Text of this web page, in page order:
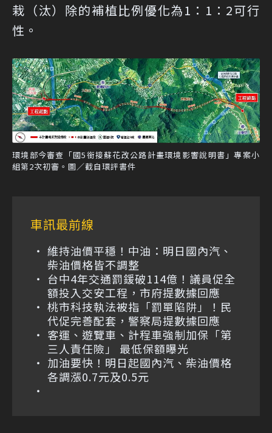
栽（汰）除的補植比例優化為1：1：2可行
性。
環境部今審查「國5銜接蘇花改公路計畫環境影響說明書」專案小
組第2次初審。圖／截自環評書件
車訊最前線
維持油價平穩！中油：明日國內汽、
柴油價格皆不調整
台中4年交通罰鍰破114億！議員促全
額投入交安工程，市府提數據回應
桃市科技執法被指「罰單陷阱」！民
代促完善配套，警察局提數據回應
客運、遊覽車、計程車強制加保「第
三人責任險」 最低保額曝光
加油要快！明日起國內汽、柴油價格
各調漲0.7元及0.5元